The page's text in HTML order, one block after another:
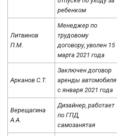
ребенком
Литвинов
П.М.
Менеджер по
трудовому
договору, уволен 15
марта 2021 года
Арканов С.Т.
Заключен договор
аренды автомобиля
с января 2021 года
Верещагина
А.А.
Дизайнер, работает
по ГПД,
самозанятая